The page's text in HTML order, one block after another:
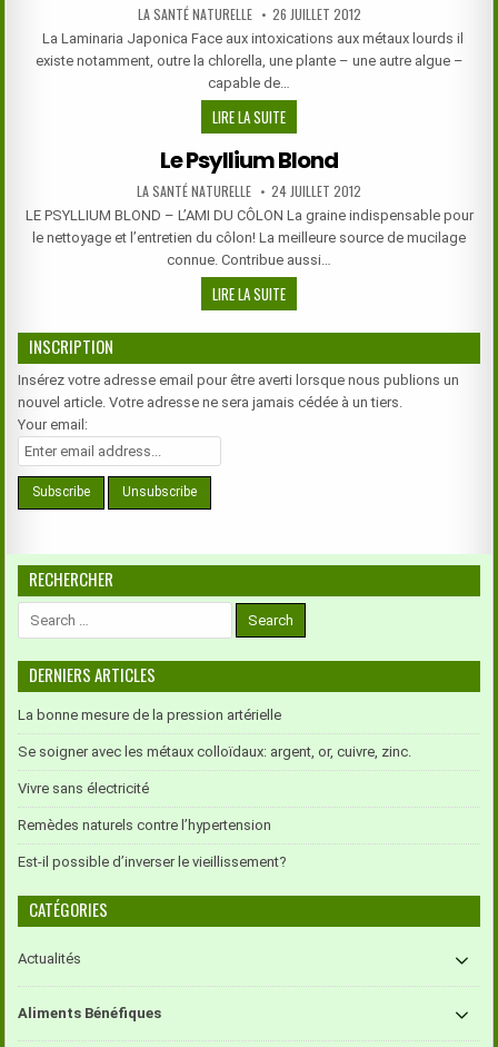
AUTHOR:
LA SANTÉ NATURELLE PUBLISHED
DATE:
26 JUILLET 2012
La Laminaria Japonica Face aux intoxications aux métaux lourds il
existe notamment, outre la chlorella, une plante – une autre algue –
capable de…
LIRE LA SUITECONTRE
LES
MÉTAUX
LOURDS:
LA
LAMINARIA
JAPONICA
Le Psyllium Blond
AUTHOR:
LA SANTÉ NATURELLE PUBLISHED
DATE:
24 JUILLET 2012
LE PSYLLIUM BLOND – L’AMI DU CÔLON La graine indispensable pour
le nettoyage et l’entretien du côlon! La meilleure source de mucilage
connue. Contribue aussi…
LIRE LA SUITELE
PSYLLIUM
BLOND
INSCRIPTION
Insérez votre adresse email pour être averti lorsque nous publions un
nouvel article. Votre adresse ne sera jamais cédée à un tiers.
Your email:
RECHERCHER
DERNIERS ARTICLES
La bonne mesure de la pression artérielle
Se soigner avec les métaux colloïdaux: argent, or, cuivre, zinc.
Vivre sans électricité
Remèdes naturels contre l’hypertension
Est-il possible d’inverser le vieillissement?
CATÉGORIES
Actualités
Aliments Bénéfiques